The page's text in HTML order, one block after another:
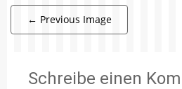
← Previous Image
Schreibe einen